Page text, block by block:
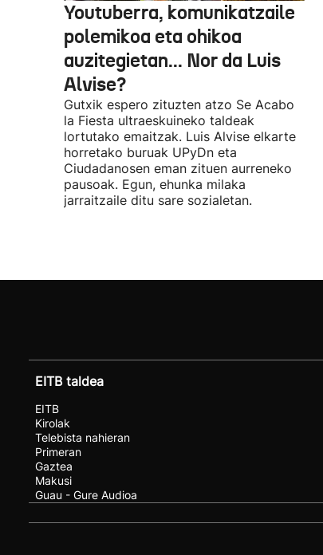
Youtuberra, komunikatzaile
polemikoa eta ohikoa
auzitegietan... Nor da Luis
Alvise?
Gutxik espero zituzten atzo Se Acabo
la Fiesta ultraeskuineko taldeak
lortutako emaitzak. Luis Alvise elkarte
horretako buruak UPyDn eta
Ciudadanosen eman zituen aurreneko
pausoak. Egun, ehunka milaka
jarraitzaile ditu sare sozialetan.
EITB taldea
EITB
Kirolak
Telebista nahieran
Primeran
Gaztea
Makusi
Guau - Gure Audioa